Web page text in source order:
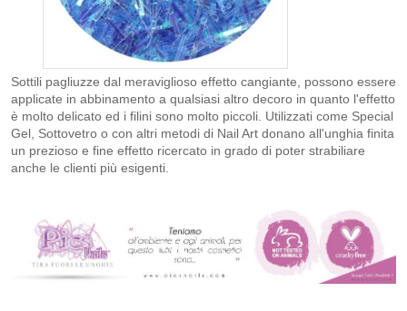
Sottili pagliuzze dal meraviglioso effetto cangiante, possono essere
applicate in abbinamento a qualsiasi altro decoro in quanto l'effetto
è molto delicato ed i filini sono molto piccoli. Utilizzati come Special
Gel, Sottovetro o con altri metodi di Nail Art donano all'unghia finita
un prezioso e fine effetto ricercato in grado di poter strabiliare
anche le clienti più esigenti.